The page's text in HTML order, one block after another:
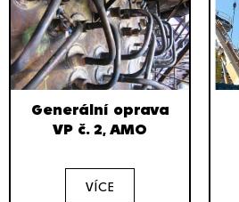
Generální oprava
VP č. 2, AMO
VÍCE